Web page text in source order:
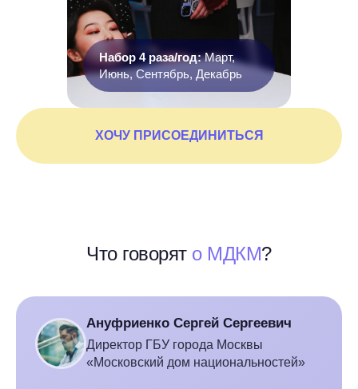
Набор 4 раза/год:Март,
Июнь, Сентябрь, Декабрь
ХОЧУ ПРИСОЕДИНИТЬСЯ
Что говорят о МДКМ?
Ануфриенко Сергей Сергеевич
Директор ГБУ города Москвы
«Московский дом национальностей»